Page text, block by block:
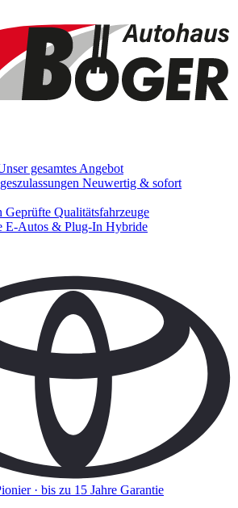
gesamtes Angebot
Neuwertig & sofort
Geprüfte Qualitätsfahrzeuge
E-Autos & Plug-In Hybride
· bis zu 15 Jahre Garantie